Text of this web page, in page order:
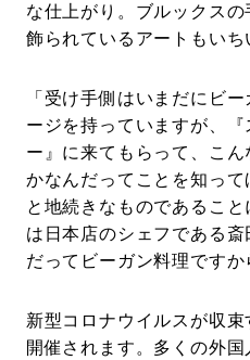
な仕上がり。ブルックス
飾られているアートもいち
「受け手側はいまだにビ
ージを持っていますが、
ー』に来てもらって、こ
かなんだってことを知っ
と地続きなものであるこ
は日本店のシェフである
だってビーガン料理ですか
新型コロナウイルスが収
開催されます。多くの外